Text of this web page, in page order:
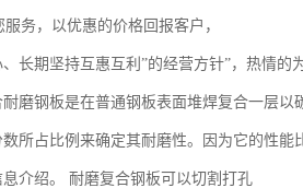
务，以优惠的价格回报客户，
长期坚持互惠互利”的经营方针”，热情的
磨钢板是在普通钢板表面堆焊复合一层
所占比例来确定其耐磨性。因为它的性
介绍。 耐磨复合钢板可以切割打孔